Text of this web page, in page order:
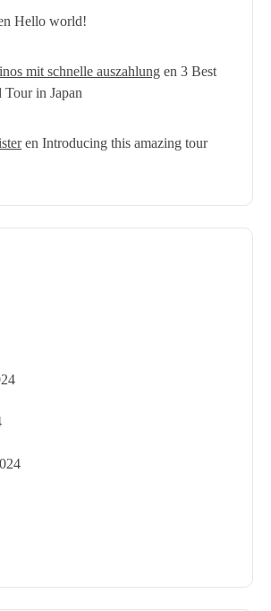
Hello world!
mit schnelle auszahlung en3 Best
Tour in Japan
enIntroducing this amazing tour